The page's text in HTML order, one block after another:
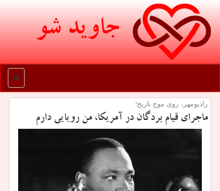
جاوید شو
منو
رادیومهر، روی موج تاریخ؛
ماجرای قیام بردگان در آمریكا، من رویایی دارم